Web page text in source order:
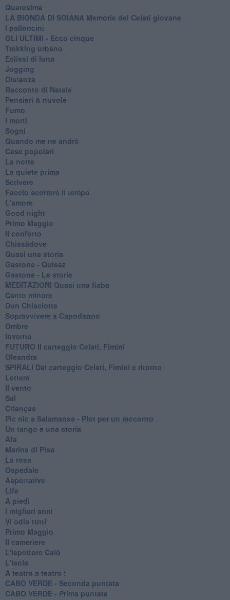
Quaresima
LA BIONDA DI SOIANA Memorie del Celati giovane
I palloncini
GLI ULTIMI - Ecco cinque
Trekking urbano
Eclissi di luna
Jogging
Distanza
Racconto di Natale
Pensieri & nuvole
Fumo
I morti
Sogni
Quando me ne andrò
Case popolari
La notte
La quiete prima
Scrivere
Faccio scorrere il tempo
L'amore
Good night
Primo Maggio
Il conforto
Chissàdove
Quasi una storia
Gastone - Quisaz
Gastone - Le storie
MEDITAZIONI Quasi una fiaba
Canto minore
Don Chisciotte
Sopravvivere a Capodanno
Ombre
Inverno
FUTURO Il carteggio Celati, Fimini
Oleandra
SPIRALI Dal carteggio Celati, Fimini e ritorno
Lettere
Il vento
Sal
Crianças
Pic nic a Salamansa - Plot per un racconto
Un tango e una storia
Afa
Marina di Pisa
La rosa
Ospedale
Aspettative
Life
A piedi
I migliori anni
Vi odio tutti
Primo Maggio
Il cameriere
L'ispettore Calò
L'isola
A teatro a teatro !
CABO VERDE - Seconda puntata
CABO VERDE - Prima puntata